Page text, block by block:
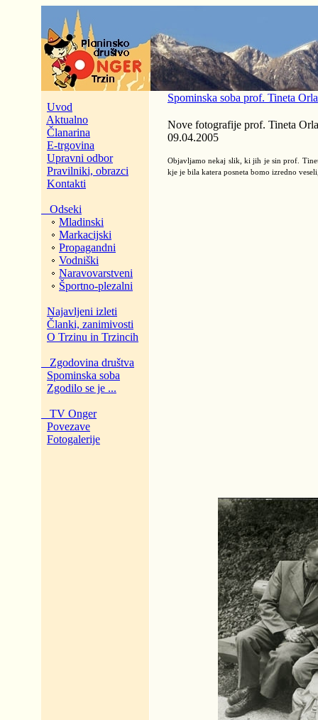
Uvod
Aktualno
Članarina
E-trgovina
Upravni odbor
Pravilniki, obrazci
Kontakti
Odseki
Mladinski
Markacijski
Propagandni
Vodniški
Naravovarstveni
Športno-plezalni
Najavljeni izleti
Članki, zanimivosti
O Trzinu in Trzincih
Zgodovina društva
Spominska soba
Zgodilo se je ...
TV Onger
Povezave
Fotogalerije
Spominska soba prof. Tineta Orla
Nove fotografije prof. Tineta Orla
09.04.2005
Objavljamo nekaj slik, ki jih je sin prof.
kje je bila katera posneta bomo izredno